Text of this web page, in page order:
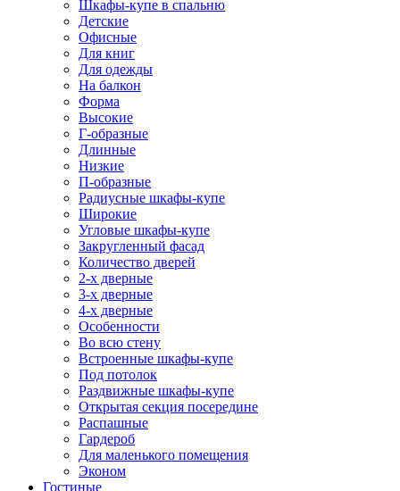
Шкафы-купе в спальню
Детские
Офисные
Для книг
Для одежды
На балкон
Форма
Высокие
Г-образные
Длинные
Низкие
П-образные
Радиусные шкафы-купе
Широкие
Угловые шкафы-купе
Закругленный фасад
Количество дверей
2-х дверные
3-х дверные
4-х дверные
Особенности
Во всю стену
Встроенные шкафы-купе
Под потолок
Раздвижные шкафы-купе
Открытая секция посередине
Распашные
Гардероб
Для маленького помещения
Эконом
Гостиные